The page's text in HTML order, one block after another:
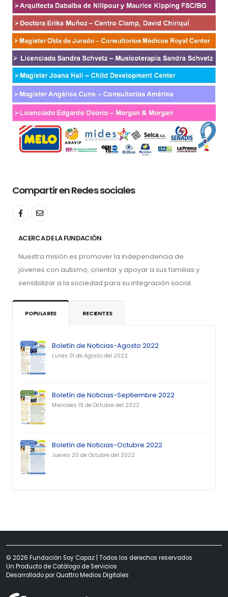
Compartir en Redes sociales
ACERCA DE LA FUNDACIÓN
Nuestra misión es promover la independencia de
jóvenes con autismo, orientar y apoyar a sus familias y
sensibilizar a la sociedad para su integración social.
POPULARES RECIENTES
Boletín de Noticias-Agosto 2022
Lunes 01 de Agosto del 2022
Boletín de Noticias-Septiembre 2022
Miercoles 19 de Octubre del 2022
Boletín de Noticias-Octubre 2022
Jueves 20 de Octubre del 2022
© 2026 Fundación Soy Capaz | Todos los derechos reservados
Un Producto deCatálogo de Servicios
Desarrollado porQuattro Medios Digitales